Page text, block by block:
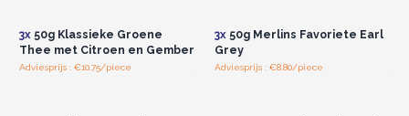
3x50g Klassieke Groene
Thee met Citroen en Gember
Adviesprijs : €10.75/piece
3x50g Merlins Favoriete Earl
Grey
Adviesprijs : €8.80/piece